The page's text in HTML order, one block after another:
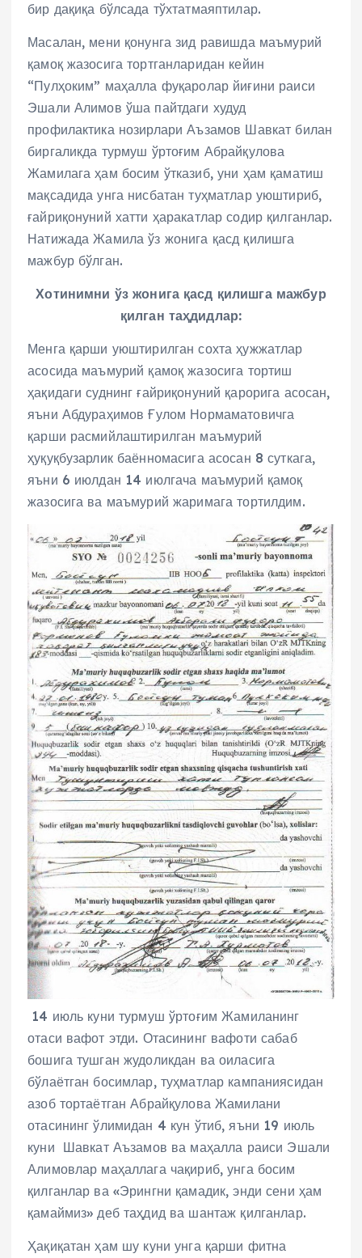
бир дақиқа бўлсада тўхтатмаяптилар.
Масалан, мени қонунга зид равишда маъмурий
қамоқ жазосига тортганларидан кейин
“Пулҳоким” маҳалла фуқаролар йиғини раиси
Эшали Алимов ўша пайтдаги худуд
профилактика нозирлари Аъзамов Шавкат билан
биргаликда турмуш ўртоғим Абрайқулова
Жамилага ҳам босим ўтказиб, уни ҳам қаматиш
мақсадида унга нисбатан туҳматлар уюштириб,
ғайриқонуний хатти ҳаракатлар содир қилганлар.
Натижада Жамила ўз жонига қасд қилишга
мажбур бўлган.
Хотинимни ўз жонига қасд қилишга мажбур
қилган таҳдидлар:
Менга қарши уюштирилган сохта ҳужжатлар
асосида маъмурий қамоқ жазосига тортиш
ҳақидаги суднинг ғайриқонуний қарорига асосан,
яъни Абдураҳимов Ғулом Нормаматовичга
қарши расмийлаштирилган маъмурий
ҳуқуқбузарлик баённомасига асосан 8 суткага,
яъни 6 июлдан 14 июлгача маъмурий қамоқ
жазосига ва маъмурий жаримага тортилдим.
14 июль куни турмуш ўртоғим Жамиланинг
отаси вафот этди. Отасининг вафоти сабаб
бошига тушган жудоликдан ва оиласига
бўлаётган босимлар, туҳматлар кампаниясидан
азоб тортаётган Абрайқулова Жамилани
отасининг ўлимидан 4 кун ўтиб, яъни 19 июль
куни Шавкат Аъзамов ва маҳалла раиси Эшали
Алимовлар маҳаллага чақириб, унга босим
қилганлар ва «Эрингни қамадик, энди сени ҳам
қамаймиз» деб таҳдид ва шантаж қилганлар.
Ҳақиқатан ҳам шу куни унга қарши фитна